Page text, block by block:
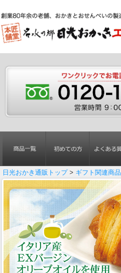
日光おかき通販トップ> ギフト関連商品